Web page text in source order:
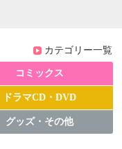
カテゴリー一覧
コミックス
ドラマCD・DVD
グッズ・その他